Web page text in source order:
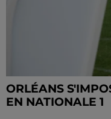
ORLÉANS
EN NATIONALE 1